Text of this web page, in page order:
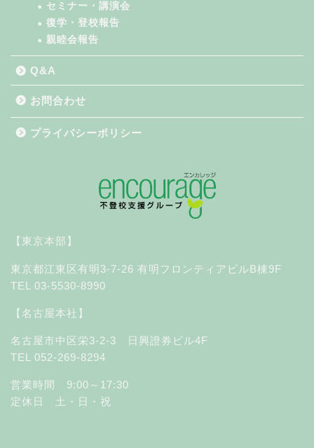
セミナー・講演会
復学・登校報告
親睦会報告
Q&A
お問合わせ
プライバシーポリシー
【東京本部】
東京都江東区有明3-7-26 有明フロンティアビルB棟9F
TEL 03-5530-8990
【名古屋本社】
名古屋市中区栄3-2-3 日興證券ビル4F
TEL 052-269-8294
営業時間 9:00～17:30
定休日 土・日・祝